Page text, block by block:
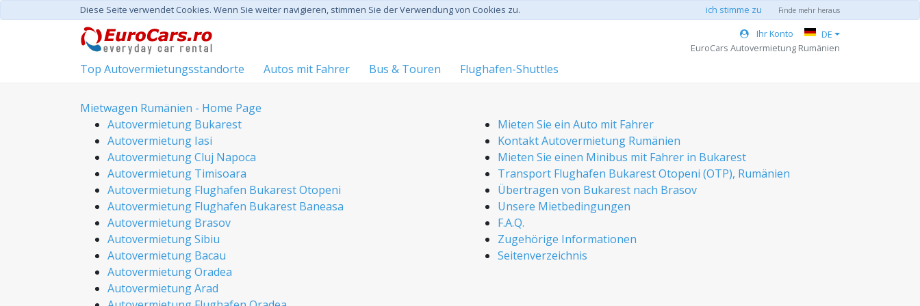
Diese Seite verwendet Cookies. Wenn Sie weiter navigieren, stimmen Sie der Verwendung von Cookies zu. ich stimme zu Finde mehr heraus
Ihr Konto
DE
EuroCars Autovermietung Rumänien
Top Autovermietungsstandorte Autos mit Fahrer Bus & Touren Flughafen-Shuttles
Mietwagen Rumänien - Home Page
Autovermietung Bukarest
Autovermietung Iasi
Autovermietung Cluj Napoca
Autovermietung Timisoara
Autovermietung Flughafen Bukarest Otopeni
Autovermietung Flughafen Bukarest Baneasa
Autovermietung Brasov
Autovermietung Sibiu
Autovermietung Bacau
Autovermietung Oradea
Autovermietung Arad
Mieten Sie ein Auto mit Fahrer
Kontakt Autovermietung Rumänien
Mieten Sie einen Minibus mit Fahrer in Bukarest
Transport Flughafen Bukarest Otopeni (OTP), Rumänien
Übertragen von Bukarest nach Brasov
Unsere Mietbedingungen
F.A.Q.
Zugehörige Informationen
Seitenverzeichnis